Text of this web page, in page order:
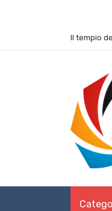
Il tempio